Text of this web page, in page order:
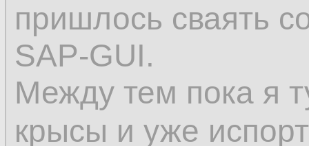
пришлось сваять
SAP-GUI.
Между тем пока я
крысы и уже